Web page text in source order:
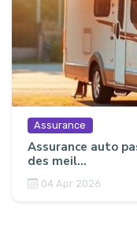
Assurance
Assurance auto
des meil...
04 Apr 2026